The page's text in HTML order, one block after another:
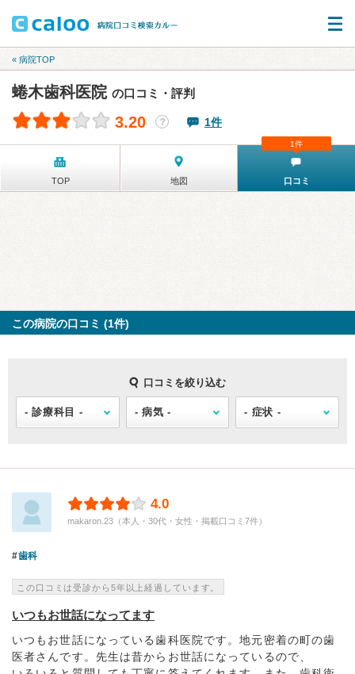
« 病院TOP
蜷木歯科医院 の口コミ・評判
3.20 ？ 1件
TOP 地図 口コミ
1件
この病院の口コミ (1件)
口コミを絞り込む
4.0
makaron.23（本人・30代・女性・掲載口コミ7件）
歯科
この口コミは受診から5年以上経過しています。
いつもお世話になってます
いつもお世話になっている歯科医院です。地元密着の町の歯
医者さんです。先生は昔からお世話になっているので、